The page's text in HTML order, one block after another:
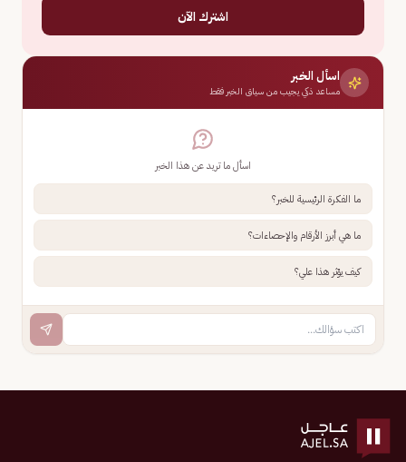
اشترك الآن
اسأل الخبر
مساعد ذكي يجيب من سياق الخبر فقط
اسأل ما تريد عن هذا الخبر
ما الفكرة الرئيسية للخبر؟
ما هي أبرز الأرقام والإحصاءات؟
كيف يؤثر هذا علي؟